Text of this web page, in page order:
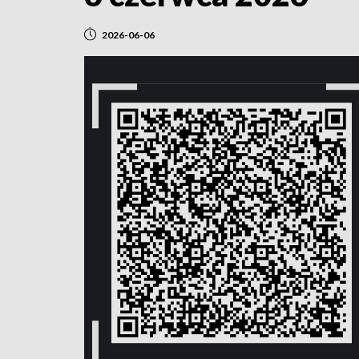
2026-06-06